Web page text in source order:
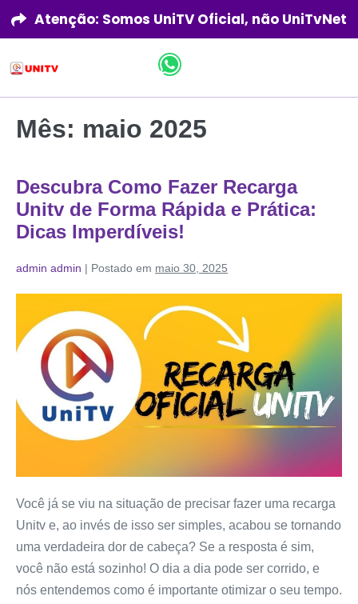
Atenção: Somos UniTV Oficial, não UniTvNet
Mês: maio 2025
Descubra Como Fazer Recarga
Unitv de Forma Rápida e Prática:
Dicas Imperdíveis!
admin admin | Postado em maio 30, 2025
Você já se viu na situação de precisar fazer uma recarga
Unitv e, ao invés de isso ser simples, acabou se tornando
uma verdadeira dor de cabeça? Se a resposta é sim,
você não está sozinho! O dia a dia pode ser corrido, e
nós entendemos como é importante otimizar o seu tempo.